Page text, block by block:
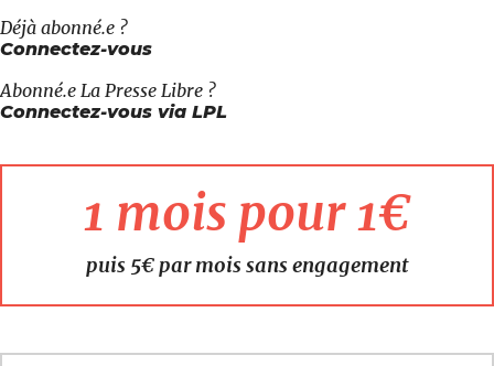
Déjà abonné.e ?
Connectez-vous
Abonné.e La Presse Libre ?
Connectez-vous via LPL
1 mois pour 1€
puis 5€ par mois sans engagement